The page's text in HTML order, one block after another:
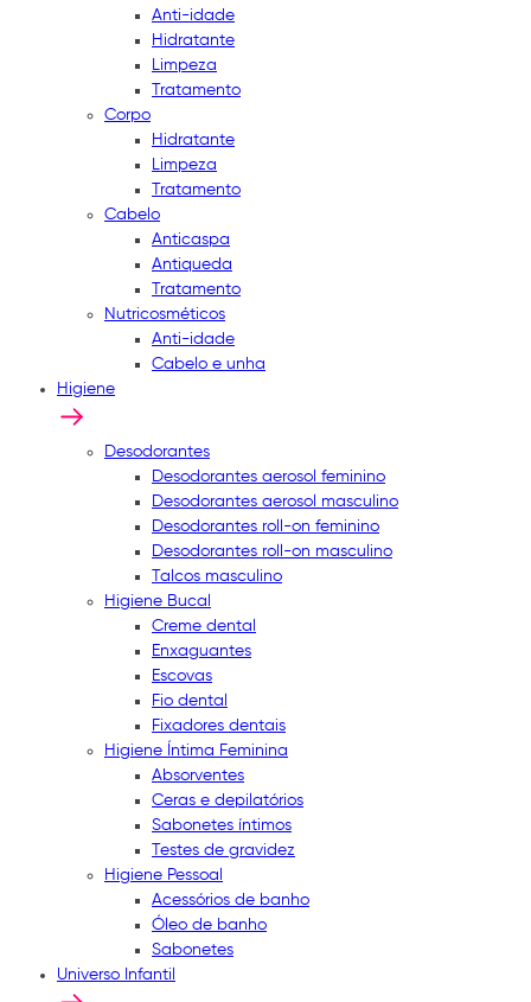
Anti-idade
Hidratante
Limpeza
Tratamento
Corpo
Hidratante
Limpeza
Tratamento
Cabelo
Anticaspa
Antiqueda
Tratamento
Nutricosméticos
Anti-idade
Cabelo e unha
Higiene
Desodorantes
Desodorantes aerosol feminino
Desodorantes aerosol masculino
Desodorantes roll-on feminino
Desodorantes roll-on masculino
Talcos masculino
Higiene Bucal
Creme dental
Enxaguantes
Escovas
Fio dental
Fixadores dentais
Higiene Íntima Feminina
Absorventes
Ceras e depilatórios
Sabonetes íntimos
Testes de gravidez
Higiene Pessoal
Acessórios de banho
Óleo de banho
Sabonetes
Universo Infantil